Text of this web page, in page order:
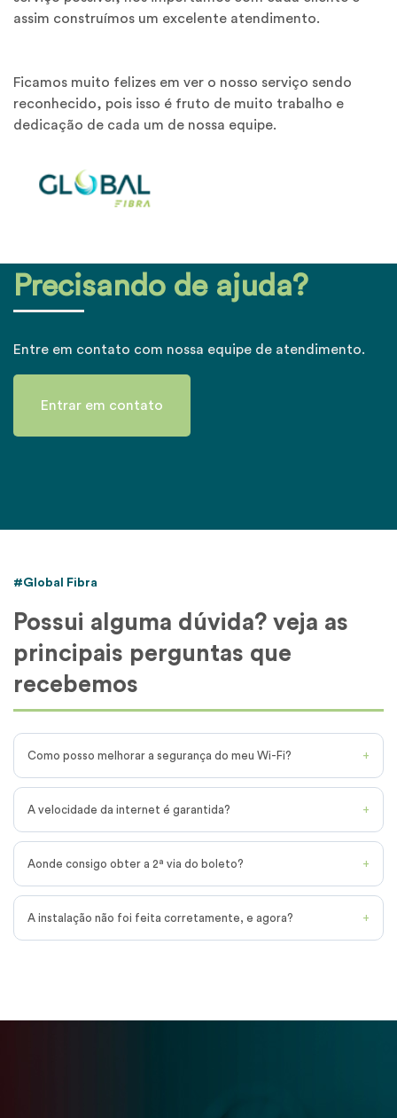
Combos
Contato
Teste de Velocidade
assim construímos um excelente atendimento.
Ficamos muito felizes em ver o nosso serviço sendo
reconhecido, pois isso é fruto de muito trabalho e
dedicação de cada um de nossa equipe.
Precisando de ajuda?
Entre em contato com nossa equipe de atendimento.
Entrar em contato
#Global Fibra
Possui alguma dúvida? veja as
principais perguntas que
recebemos
Como posso melhorar a segurança do meu Wi-Fi?
A velocidade da internet é garantida?
Aonde consigo obter a 2ª via do boleto?
A instalação não foi feita corretamente, e agora?